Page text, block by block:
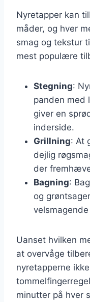
Nyretapper kan
måder, og hver
smag og tekstur
mest populære
Stegning:
panden med
giver en
inderside.
Grillning: At
dejlig
der
Bagning:
og
Uanset hvilken
at overvåge
nyretapperne
minutter på hver